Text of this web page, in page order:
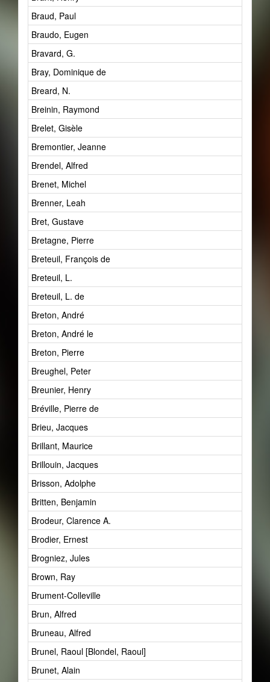
Braud, Paul
Braudo, Eugen
Bravard, G.
Bray, Dominique de
Breard, N.
Breinin, Raymond
Brelet, Gisèle
Bremontier, Jeanne
Brendel, Alfred
Brenet, Michel
Brenner, Leah
Bret, Gustave
Bretagne, Pierre
Breteuil, François de
Breteuil, L.
Breteuil, L. de
Breton, André
Breton, André le
Breton, Pierre
Breughel, Peter
Breunier, Henry
Bréville, Pierre de
Brieu, Jacques
Brillant, Maurice
Brillouin, Jacques
Brisson, Adolphe
Britten, Benjamin
Brodeur, Clarence A.
Brodier, Ernest
Brogniez, Jules
Brown, Ray
Brument-Colleville
Brun, Alfred
Bruneau, Alfred
Brunel, Raoul [Blondel, Raoul]
Brunet, Alain